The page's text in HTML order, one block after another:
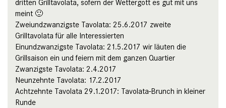
dritten Grilltavolata, sofern der Wettergott es gut mit uns
meint 🙂
Zweiundzwanzigste Tavolata: 25.6.2017 zweite
Grilltavolata für alle Interessierten
Einundzwanzigste Tavolata: 21.5.2017 wir läuten die
Grillsaison ein und feiern mit dem ganzen Quartier
Zwanzigste Tavolata: 2.4.2017
Neunzehnte Tavolata: 17.2.2017
Achtzehnte Tavolata 29.1.2017: Tavolata-Brunch in kleiner
Runde